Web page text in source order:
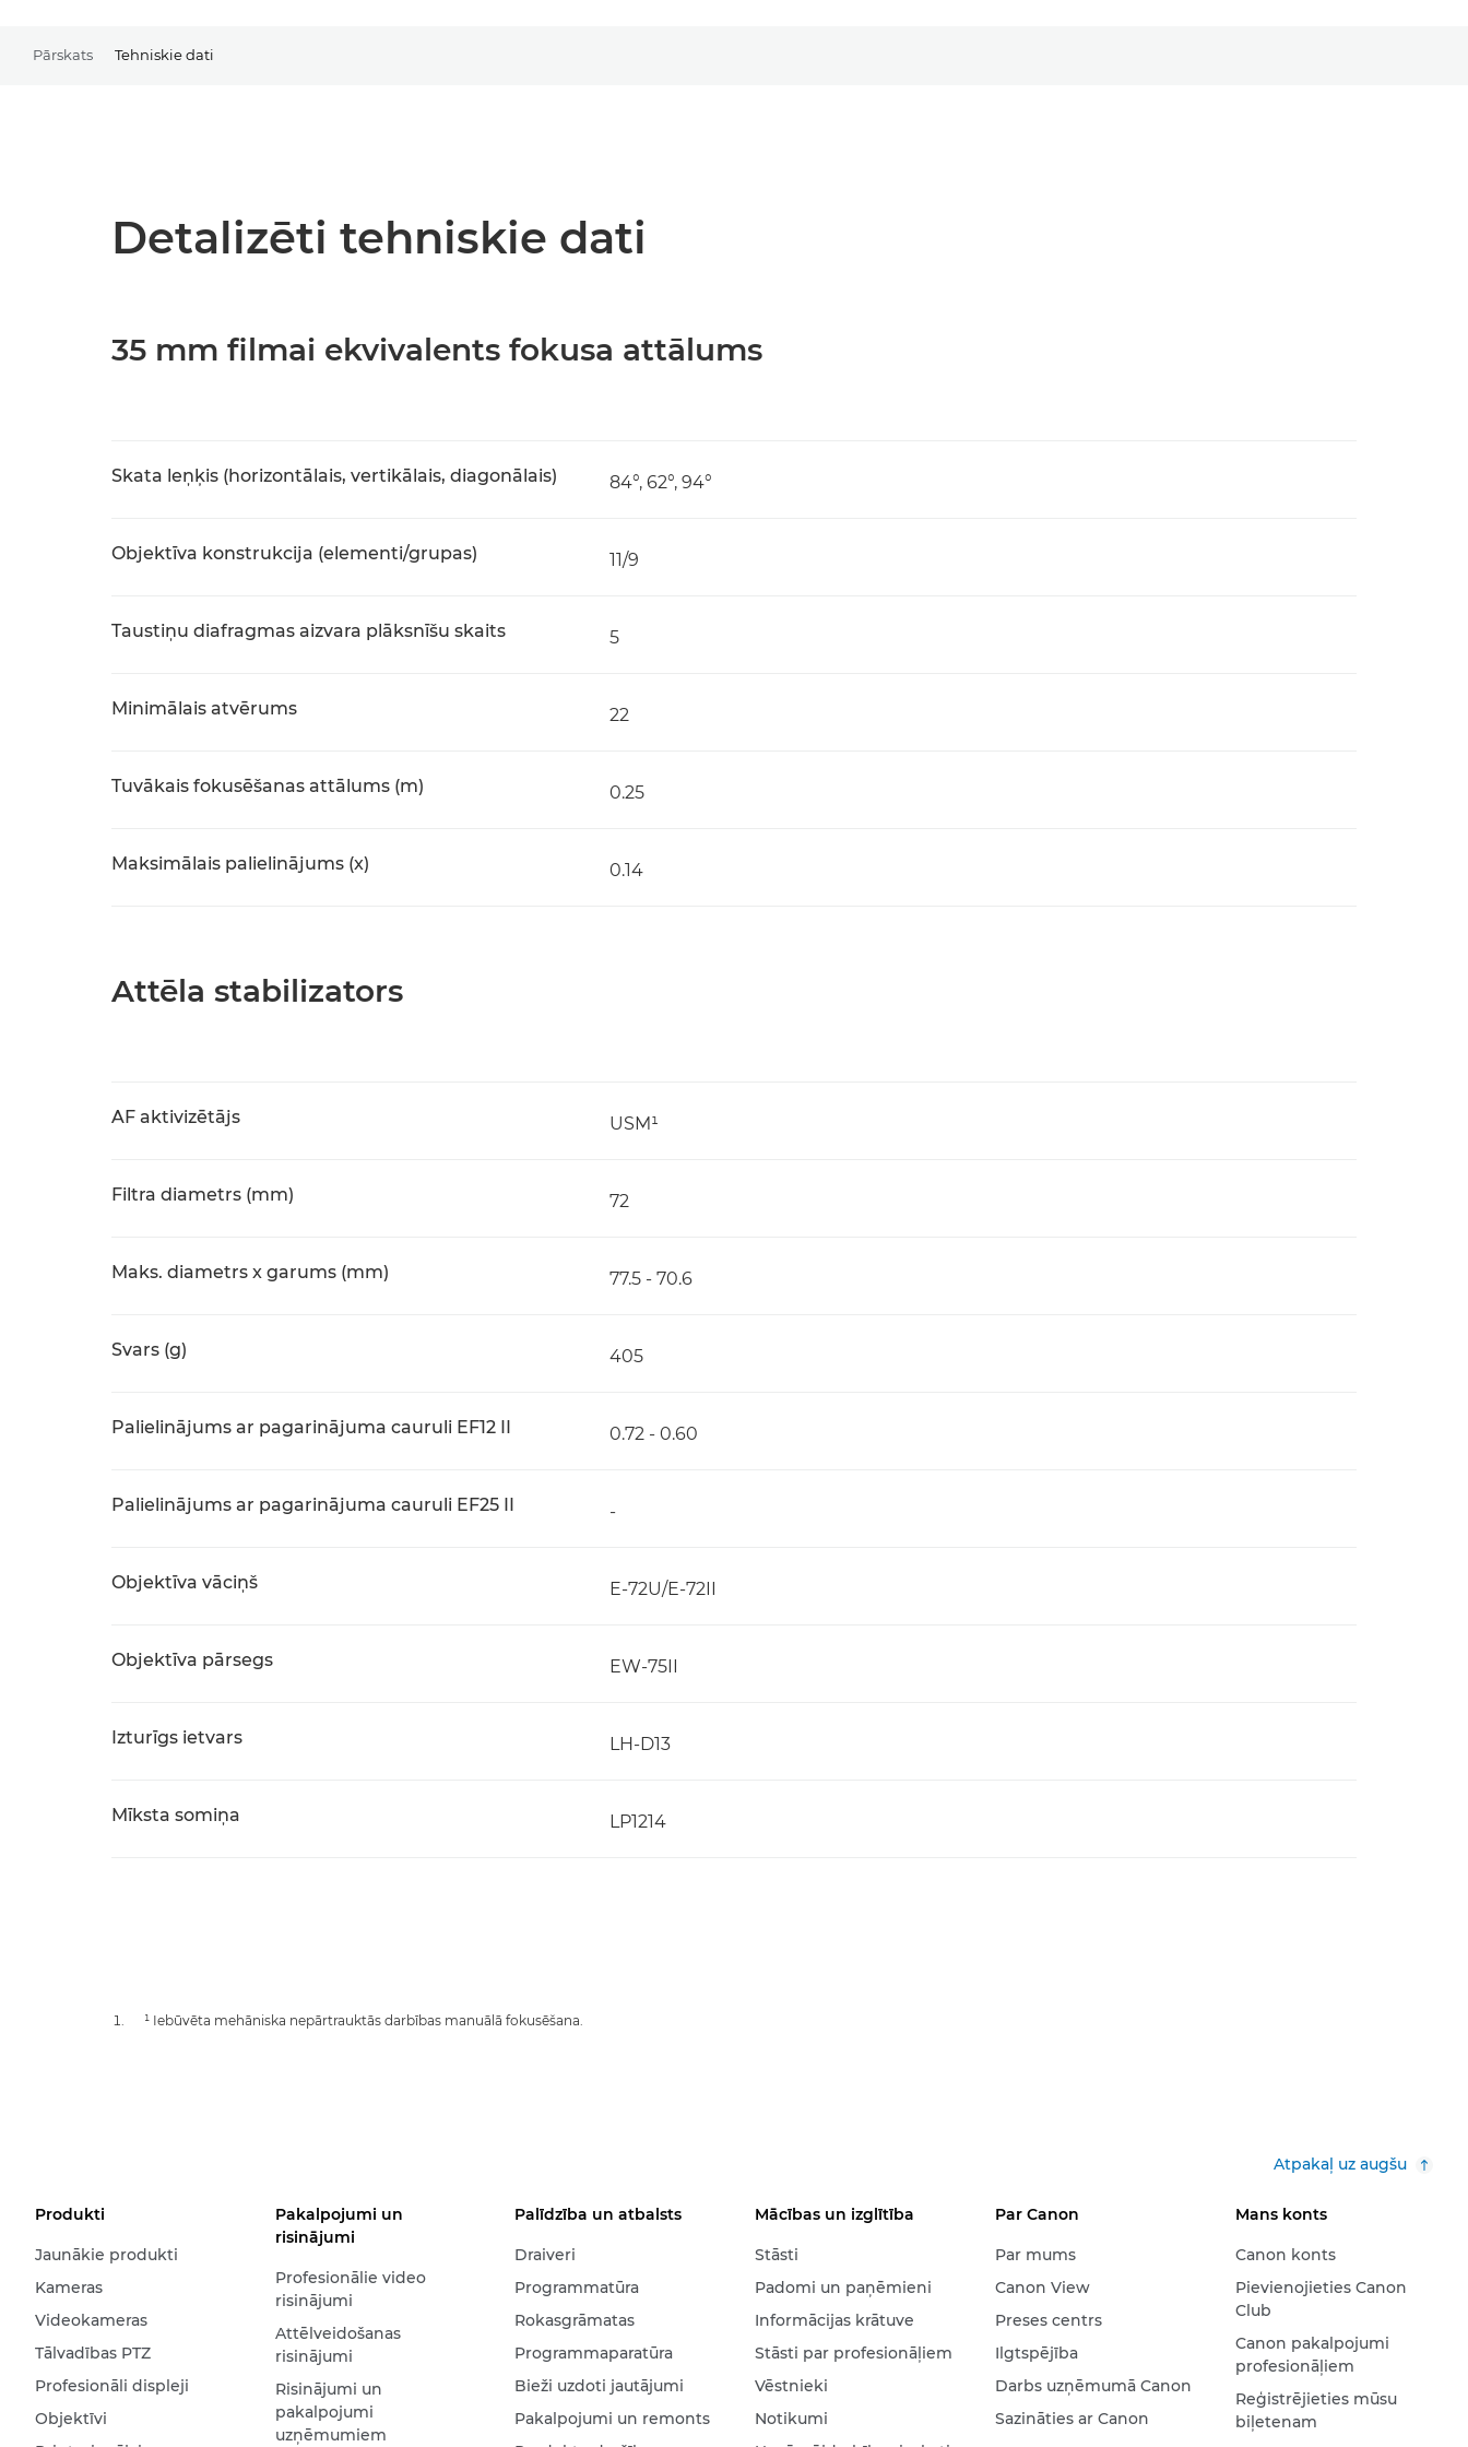
Pārskats Tehniskie dati
Detalizēti tehniskie dati
35 mm filmai ekvivalents fokusa attālums
Skata leņķis (horizontālais, vertikālais, diagonālais) 84°, 62°, 94°
Objektīva konstrukcija (elementi/grupas) 11/9
Taustiņu diafragmas aizvara plāksnīšu skaits 5
Minimālais atvērums 22
Tuvākais fokusēšanas attālums (m) 0.25
Maksimālais palielinājums (x) 0.14
Attēla stabilizators
AF aktivizētājs USM¹
Filtra diametrs (mm) 72
Maks. diametrs x garums (mm) 77.5 - 70.6
Svars (g) 405
Palielinājums ar pagarinājuma cauruli EF12 II 0.72 - 0.60
Palielinājums ar pagarinājuma cauruli EF25 II -
Objektīva vāciņš E-72U/E-72II
Objektīva pārsegs EW-75II
Izturīgs ietvars LH-D13
Mīksta somiņa LP1214
¹ Iebūvēta mehāniska nepārtrauktās darbības manuālā fokusēšana.
Atpakaļ uz augšu
Produkti
Jaunākie produkti
Kameras
Videokameras
Tālvadības PTZ
Profesionāli displeji
Objektīvi
Pakalpojumi un
risinājumi
Profesionālie video
risinājumi
Attēlveidošanas
risinājumi
Risinājumi un
pakalpojumi
uzņēmumiem
Palīdzība un atbalsts
Draiveri
Programmatūra
Rokasgrāmatas
Programmaparatūra
Bieži uzdoti jautājumi
Pakalpojumi un remonts
Mācības un izglītība
Stāsti
Padomi un paņēmieni
Informācijas krātuve
Stāsti par profesionāļiem
Vēstnieki
Notikumi
Par Canon
Par mums
Canon View
Preses centrs
Ilgtspējība
Darbs uzņēmumā Canon
Sazināties ar Canon
Mans konts
Canon konts
Pievienojieties Canon
Club
Canon pakalpojumi
profesionāļiem
Reģistrējieties mūsu
biļetenam